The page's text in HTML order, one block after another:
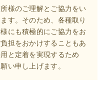
様のご理解とご協力をい
す。そのため、各種取り
にも積極的にご協力をお
担をおかけすることもあ
と定着を実現するため
い申し上げます。